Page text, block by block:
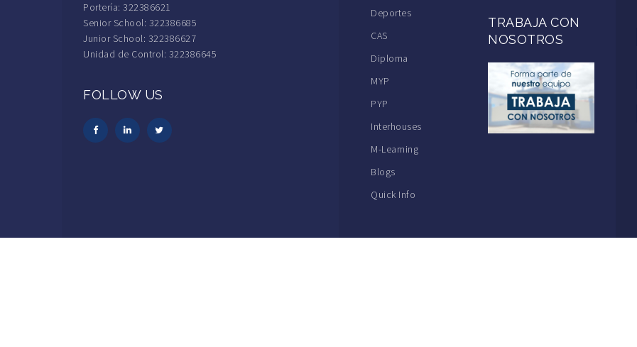
Portería: 322386621
Senior School: 322386685
Junior School: 322386627
Unidad de Control: 322386645
FOLLOW US
Deportes
CAS
Diploma
MYP
PYP
Interhouses
M-Learning
Blogs
Quick Info
TRABAJA CON
NOSOTROS